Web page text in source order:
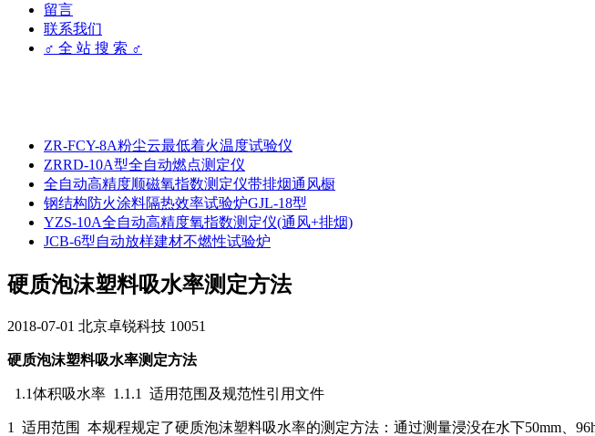
留言
联系我们
♂ 全 站 搜 索 ♂
ZR-FCY-8A粉尘云最低着火温度试验仪
ZRRD-10A型全自动燃点测定仪
全自动高精度顺磁氧指数测定仪带排烟通风橱
钢结构防火涂料隔热效率试验炉GJL-18型
YZS-10A全自动高精度氧指数测定仪(通风+排烟)
JCB-6型自动放样建材不燃性试验炉
硬质泡沫塑料吸水率测定方法
2018-07-01 北京卓锐科技 10051
硬质泡沫塑料吸水率测定方法
1.1体积吸水率 1.1.1 适用范围及规范性引用文件
1 适用范围 本规程规定了硬质泡沫塑料吸水率的测定方法：通过测量浸没在水下50mm、